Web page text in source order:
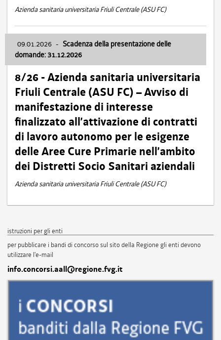
Azienda sanitaria universitaria Friuli Centrale (ASU FC)
09.01.2026 - Scadenza della presentazione delle
domande: 31.12.2026
8/26 - Azienda sanitaria universitaria
Friuli Centrale (ASU FC) – Avviso di
manifestazione di interesse
finalizzato all’attivazione di contratti
di lavoro autonomo per le esigenze
delle Aree Cure Primarie nell’ambito
dei Distretti Socio Sanitari aziendali
Azienda sanitaria universitaria Friuli Centrale (ASU FC)
istruzioni per gli enti
per pubblicare i bandi di concorso sul sito della Regione gli enti devono
utilizzare l'e-mail
info.concorsi.aall@regione.fvg.it